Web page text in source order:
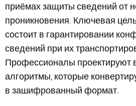
приёмах защиты сведений от
проникновения. Ключевая
состоит в гарантировании
сведений при их
Профессионалы проектируют
алгоритмы, которые
в зашифрованный формат.